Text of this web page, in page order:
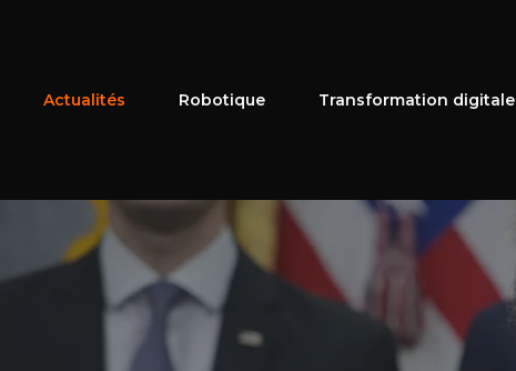
Actualités Robotique Transformation digitale